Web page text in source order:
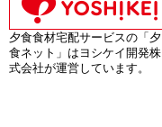
夕食食材宅配サービスの「夕
食ネット」はヨシケイ開発株
式会社が運営しています。